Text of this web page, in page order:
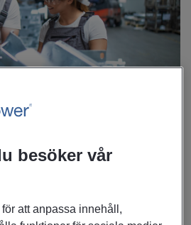
konsult hos Manpower får du
världsledande globala företag.
vår kund inom metallbearbetning,
besöker vår
att anpassa innehåll,